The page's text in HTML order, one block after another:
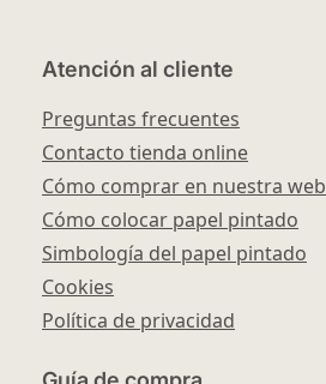
Atención al cliente
Preguntas frecuentes
Contacto tienda online
Cómo comprar en nuestra web
Cómo colocar papel pintado
Simbología del papel pintado
Cookies
Política de privacidad